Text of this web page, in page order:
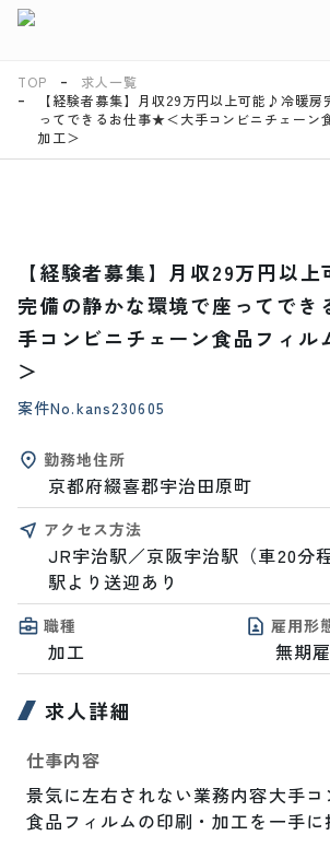
TOP
求人一覧
【経験者募集】月収29万円以上可能♪冷暖房
ってできるお仕事★＜大手コンビニチェーン
加工＞
【経験者募集】月収29万円以
完備の静かな環境で座ってで
手コンビニチェーン食品フィル
＞
案件No.kans230605
勤務地住所
京都府綴喜郡宇治田原町
アクセス方法
JR宇治駅／京阪宇治駅（車20分
駅より送迎あり
職種
加工
雇用形
無期
求人詳細
仕事内容
景気に左右されない業務内容大手コ
食品フィルムの印刷・加工を一手に